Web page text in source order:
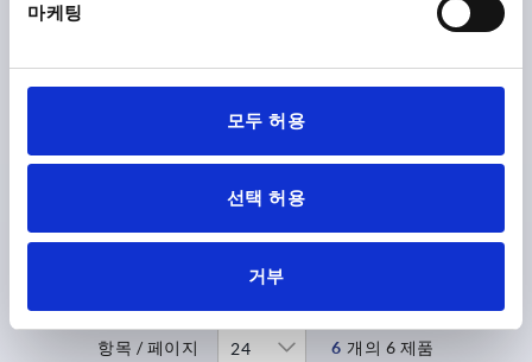
마케팅
모두 허용
선택 허용
거부
부가세 별도
세부 사항
항목 / 페이지 6 개의 6 제품